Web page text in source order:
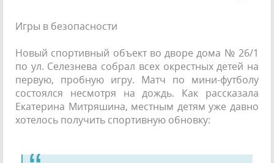
Игры в безопасности
Новый спортивный объект во дворе дома № 26/1
по ул. Селезнева собрал всех окрестных детей на
первую, пробную игру. Матч по мини-футболу
состоялся несмотря на дождь. Как рассказала
Екатерина Митряшина, местным детям уже давно
хотелось получить спортивную обновку: